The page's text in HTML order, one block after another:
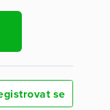
se